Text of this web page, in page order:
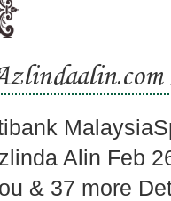
Alin Feb
& 37 more